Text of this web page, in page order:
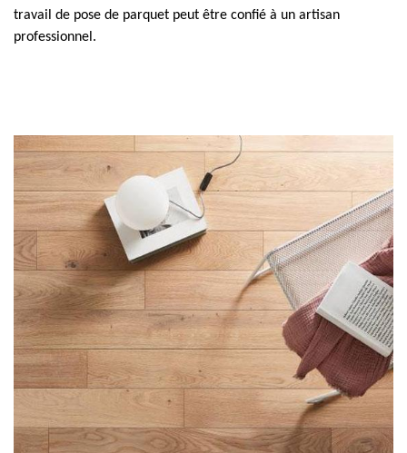
travail de pose de parquet peut être confié à un artisan
professionnel.